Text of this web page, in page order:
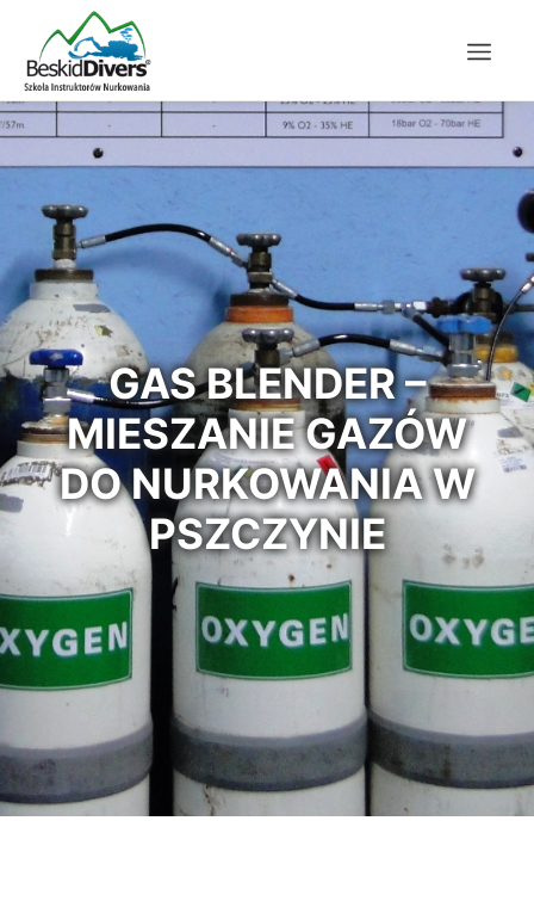
GAS BLENDER –
MIESZANIE GAZÓW
DO NURKOWANIA W
PSZCZYNIE